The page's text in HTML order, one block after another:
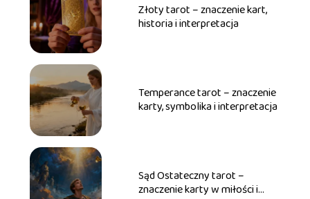
Złoty tarot – znaczenie kart,
historia i interpretacja
Temperance tarot – znaczenie
karty, symbolika i interpretacja
Sąd Ostateczny tarot –
znaczenie karty w miłości i